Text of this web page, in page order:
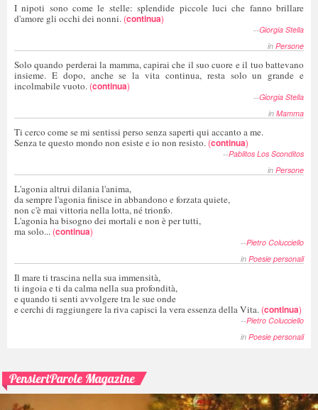
I nipoti sono come le stelle: splendide piccole luci che fanno brillare
d'amore gli occhi dei nonni. (continua)
--Giorgia Stella
in Persone
Solo quando perderai la mamma, capirai che il suo cuore e il tuo battevano
insieme. E dopo, anche se la vita continua, resta solo un grande e
incolmabile vuoto. (continua)
--Giorgia Stella
in Mamma
Ti cerco come se mi sentissi perso senza saperti qui accanto a me.
Senza te questo mondo non esiste e io non resisto. (continua)
--Pablitos Los Sconditos
in Persone
L'agonia altrui dilania l'anima,
da sempre l'agonia finisce in abbandono e forzata quiete,
non c'è mai vittoria nella lotta, né trionfo.
L'agonia ha bisogno dei mortali e non è per tutti,
ma solo... (continua)
--Pietro Colucciello
in Poesie personali
Il mare ti trascina nella sua immensità,
ti ingoia e ti da calma nella sua profondità,
e quando ti senti avvolgere tra le sue onde
e cerchi di raggiungere la riva capisci la vera essenza della Vita. (continua)
--Pietro Colucciello
in Poesie personali
PensieriParole Magazine